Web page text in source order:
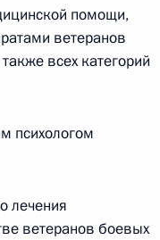
помощи,
ветеранов
всех категорий
психологом
лечения
ветеранов боевых